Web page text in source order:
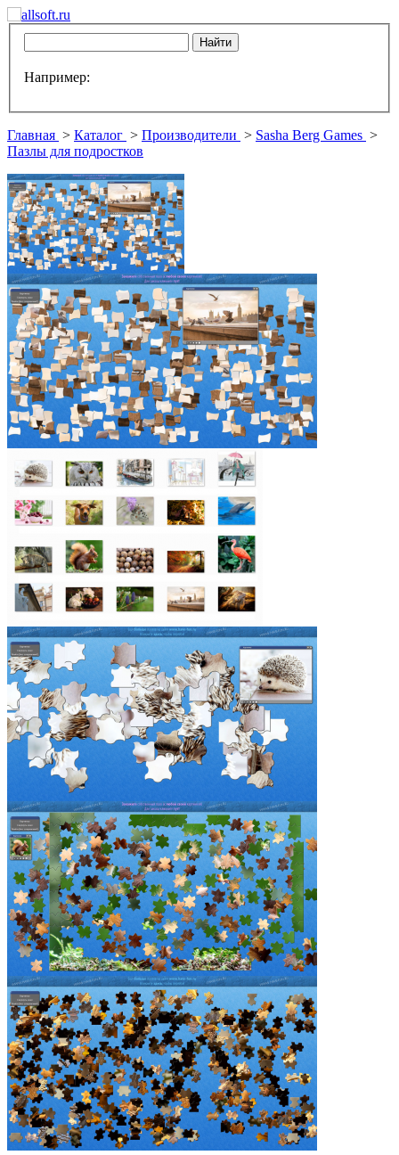
Например:
Главная > Каталог > Производители > Sasha Berg Games >
Пазлы для подростков